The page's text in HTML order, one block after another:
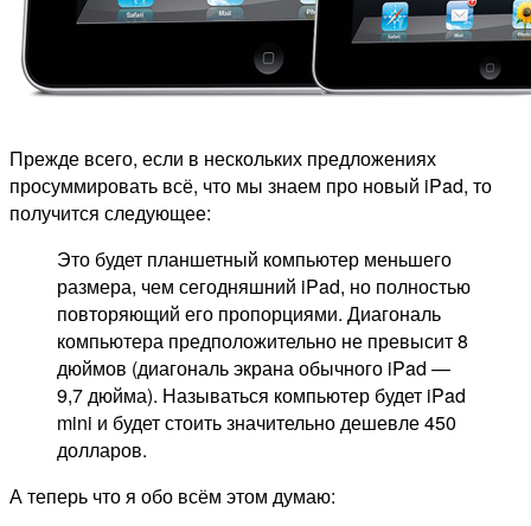
Прежде всего, если в нескольких предложениях
просуммировать всё, что мы знаем про новый iPad, то
получится следующее:
Это будет планшетный компьютер меньшего
размера, чем сегодняшний iPad, но полностью
повторяющий его пропорциями. Диагональ
компьютера предположительно не превысит 8
дюймов (диагональ экрана обычного iPad —
9,7 дюйма). Называться компьютер будет iPad
mini и будет стоить значительно дешевле 450
долларов.
А теперь что я обо всём этом думаю: